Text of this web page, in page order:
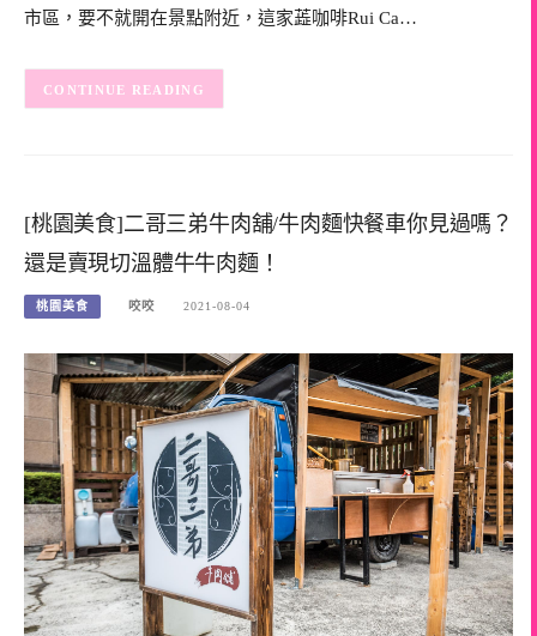
市區，要不就開在景點附近，這家蕋咖啡Rui Ca…
CONTINUE READING
[桃園美食]二哥三弟牛肉舖/牛肉麵快餐車你見過嗎？
還是賣現切溫體牛牛肉麵！
桃園美食 咬咬 2021-08-04